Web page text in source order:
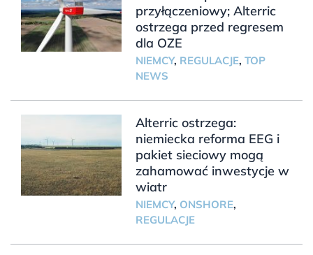
przyłączeniowy; Alterric
ostrzega przed regresem
dla OZE
NIEMCY, REGULACJE, TOP
NEWS
Alterric ostrzega:
niemiecka reforma EEG i
pakiet sieciowy mogą
zahamować inwestycje w
wiatr
NIEMCY, ONSHORE,
REGULACJE